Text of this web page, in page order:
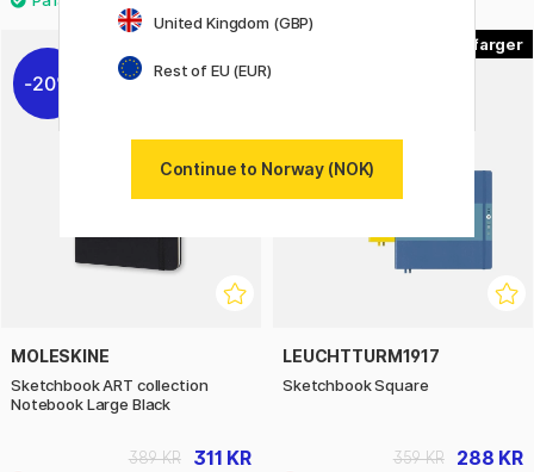
20%
MOLESKINE
Sketchbook ART collection
Notebook Large Black
311 KR
389 KR
LEUCHTTURM1917
Sketchbook Square
288 KR
359 KR
United Kingdom (GBP)
Rest of EU (EUR)
Continue to Norway (NOK)